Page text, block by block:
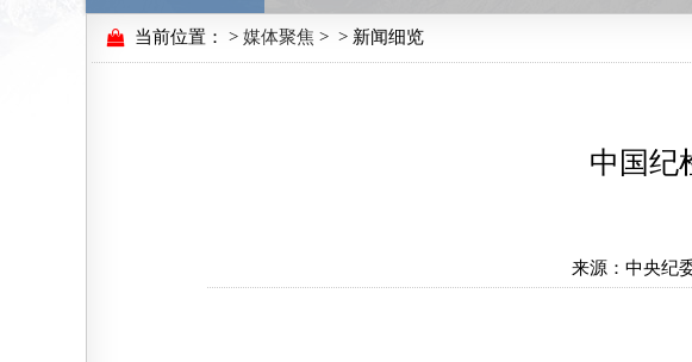
当前位置： > 媒体聚焦 > > 新闻细览
中国纪
来源： 中央纪